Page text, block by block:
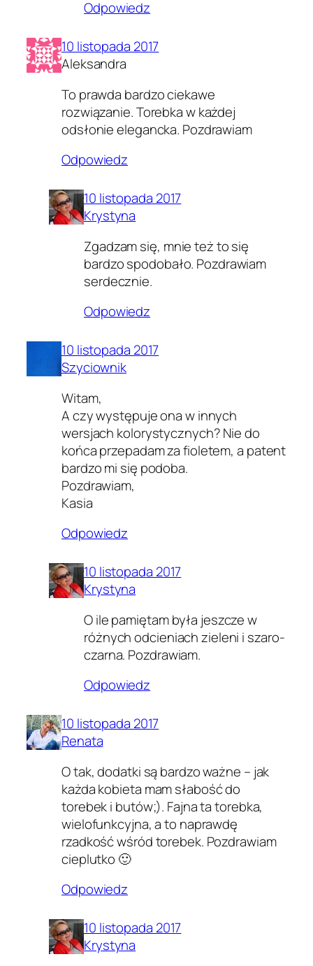
Odpowiedz
10 listopada 2017
Aleksandra
To prawda bardzo ciekawe
rozwiązanie. Torebka w każdej
odsłonie elegancka. Pozdrawiam
Odpowiedz
10 listopada 2017
Krystyna
Zgadzam się, mnie też to się
bardzo spodobało. Pozdrawiam
serdecznie.
Odpowiedz
10 listopada 2017
Szyciownik
Witam,
A czy występuje ona w innych
wersjach kolorystycznych? Nie do
końca przepadam za fioletem, a patent
bardzo mi się podoba.
Pozdrawiam,
Kasia
Odpowiedz
10 listopada 2017
Krystyna
O ile pamiętam była jeszcze w
różnych odcieniach zieleni i szaro-
czarna. Pozdrawiam.
Odpowiedz
10 listopada 2017
Renata
O tak, dodatki są bardzo ważne – jak
każda kobieta mam słabość do
torebek i butów;). Fajna ta torebka,
wielofunkcyjna, a to naprawdę
rzadkość wśród torebek. Pozdrawiam
cieplutko 🙂
Odpowiedz
10 listopada 2017
Krystyna